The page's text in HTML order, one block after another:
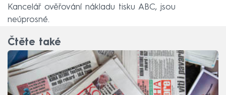
Kancelář ověřování nákladu tisku ABC, jsou
neúprosné.
Čtěte také